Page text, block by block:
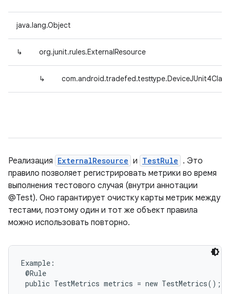
java.lang.Object
↳ org.junit.rules.ExternalResource
↳
Реализация ExternalResource и TestRule . Это
правило позволяет регистрировать метрики во время
выполнения тестового случая (внутри аннотации
@Test). Оно гарантирует очистку карты метрик между
тестами, поэтому один и тот же объект правила
можно использовать повторно.
Example:
@Rule
public TestMetrics metrics = new TestMetrics();